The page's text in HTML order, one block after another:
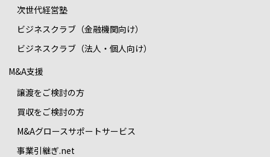
次世代経営塾
ビジネスクラブ（金融機関向け）
ビジネスクラブ（法人・個人向け）
M&A支援
譲渡をご検討の方
買収をご検討の方
M&Aグロースサポートサービス
事業引継ぎ.net